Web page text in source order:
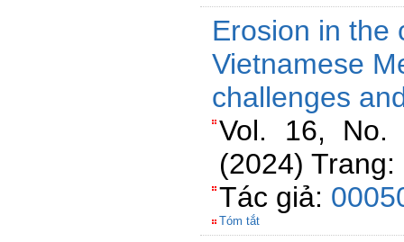
Erosion in the
Vietnamese
challenges
Vol. 16, No.
(2024) Trang:
Tác giả:
Tóm tắt